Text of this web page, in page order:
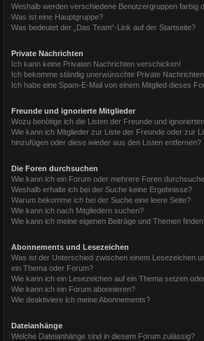
Weshalb werden verschiedene Benutzergruppen farbig
Was ist eine Hauptgruppe?
Was bedeutet der „Das Team“-Link auf der Startseite?
Private Nachrichten
Ich kann keine Privaten Nachrichten verschicken!
Ich bekomme ständig unerwünschte Private
Ich habe eine Spam-E-Mail von einem Mitglied dieses
Freunde und ignorierte Mitglieder
Wozu benötige ich die Listen der Freunde und
Wie kann ich Mitglieder zur Liste der Freunde oder zur
hinzufügen oder diese wieder aus den Listen entfernen?
Die Foren durchsuchen
Wie kann ich ein Forum oder mehrere Foren
Weshalb erhalte ich bei der Suche keine Ergebnisse?
Warum bekomme ich bei der Suche eine leere Seite?
Wie kann ich nach Mitgliedern suchen?
Wie kann ich meine eigenen Beiträge und Themen
Abonnements und Lesezeichen
Was ist der Unterschied zwischen einem Lesezeichen
ein Thema oder Forum?
Wie kann ich ein Lesezeichen auf ein Thema setzen
Wie kann ich ein Forum abonnieren?
Wie deaktiviere ich meine Abonnements?
Dateianhänge
Welche Dateianhänge sind in diesem Forum zulässig?